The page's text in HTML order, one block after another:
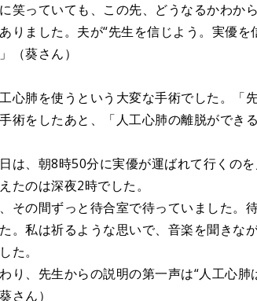
笑っていても、この先、どうなるかわか
りました。夫が“先生を信じよう。実優
（葵さん）
心肺を使うという大変な手術でした。「
術をしたあと、「人工心肺の離脱ができ
日は、朝8時50分に実優が運ばれて行くの
たのは深夜2時でした。
その間ずっと待合室で待っていました。
。私は祈るような思いで、音楽を聞きな
た。
り、先生からの説明の第一声は“人工心
さん）